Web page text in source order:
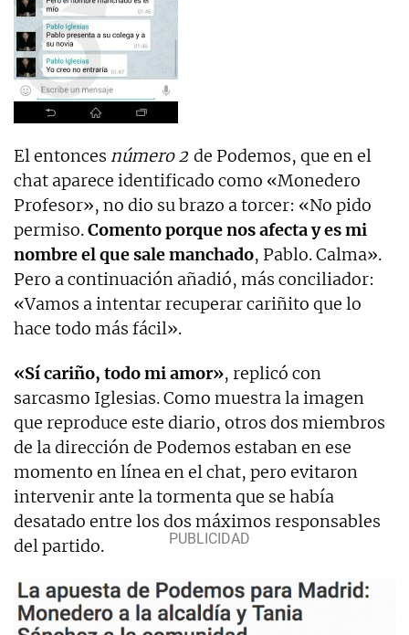
El entonces número 2 de Podemos, que en el
chat aparece identificado como «Monedero
Profesor», no dio su brazo a torcer: «No pido
permiso.Comento porque nos afecta y es mi
nombre el que sale manchado, Pablo. Calma».
Pero a continuación añadió, más conciliador:
«Vamos a intentar recuperar cariñito que lo
hace todo más fácil».
«Sí cariño, todo mi amor», replicó con
sarcasmo Iglesias. Como muestra la imagen
que reproduce este diario, otros dos miembros
de la dirección de Podemos estaban en ese
momento en línea en el chat, pero evitaron
intervenir ante la tormenta que se había
desatado entre los dos máximos responsables
del partido.